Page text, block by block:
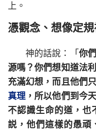
上。
憑觀念、想像定
神的話說：「 你
源嗎？你們想知道法
充滿幻想，而且他們
真理 ，所以他們到今
不認識生命的道，也
説，他們這樣的愚頑